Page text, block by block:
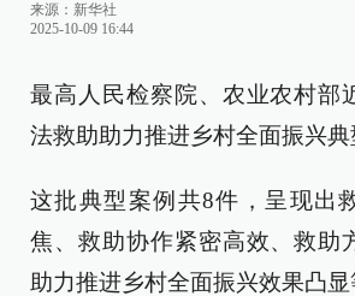
来源： 新华社
2025-10-09 16:44
最高人民检察院、农业农村部
法救助助力推进乡村全面振兴典
这批典型案例共8件，呈现出
焦、救助协作紧密高效、救助
助力推进乡村全面振兴效果凸显